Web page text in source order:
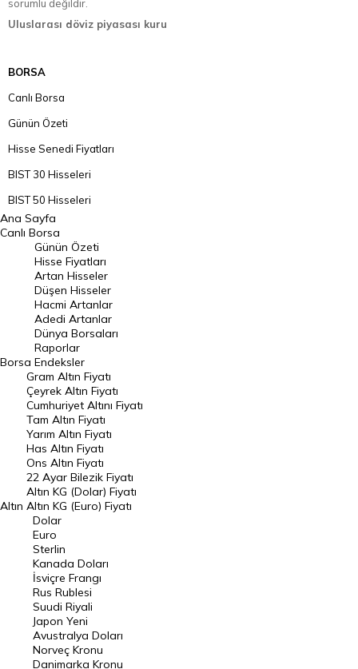
sorumlu değildir.
Uluslarası döviz piyasası kuru
BORSA
Canlı Borsa
Günün Özeti
Hisse Senedi Fiyatları
BIST 30 Hisseleri
BIST 50 Hisseleri
BIST 100 Hisseleri
En Çok Artan Hisseler
En Çok Düşen Hisseler
Hacmi Artanlar
Geçmiş Kapanışlar
Dünya Borsaları
Raporlar
Endeksler
DÖVİZ
Döviz Kuru
Dolar Kuru
Euro Kuru
Pound Kuru
Frank Kuru
Riyal Kuru
Avustralya Doları
Danimarka Kronu Kuru
Ana Sayfa
Canlı Borsa
Borsa
Günün Özeti
Hisse Fiyatları
Artan Hisseler
Düşen Hisseler
Hacmi Artanlar
Adedi Artanlar
Dünya Borsaları
Raporlar
Endeksler
Altın
Gram Altın Fiyatı
Çeyrek Altın Fiyatı
Cumhuriyet Altını Fiyatı
Tam Altın Fiyatı
Yarım Altın Fiyatı
Has Altın Fiyatı
Ons Altın Fiyatı
22 Ayar Bilezik Fiyatı
Altın KG (Dolar) Fiyatı
Altın KG (Euro) Fiyatı
Dolar
Euro
Sterlin
Kanada Doları
İsviçre Frangı
Rus Rublesi
Suudi Riyali
Japon Yeni
Avustralya Doları
Norveç Kronu
Danimarka Kronu